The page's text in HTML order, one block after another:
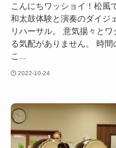
こんにちワッショイ！松風
和太鼓体験と演奏のダイジ
リハーサル。 意気揚々と
る気配がありません。 時
こ...
2022-10-24